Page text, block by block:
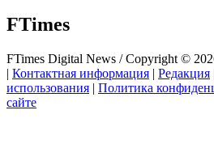
FTimes
FTimes Digital News / Copyright ©
| Контактная информация | Редакция
использования | Политика
сайте